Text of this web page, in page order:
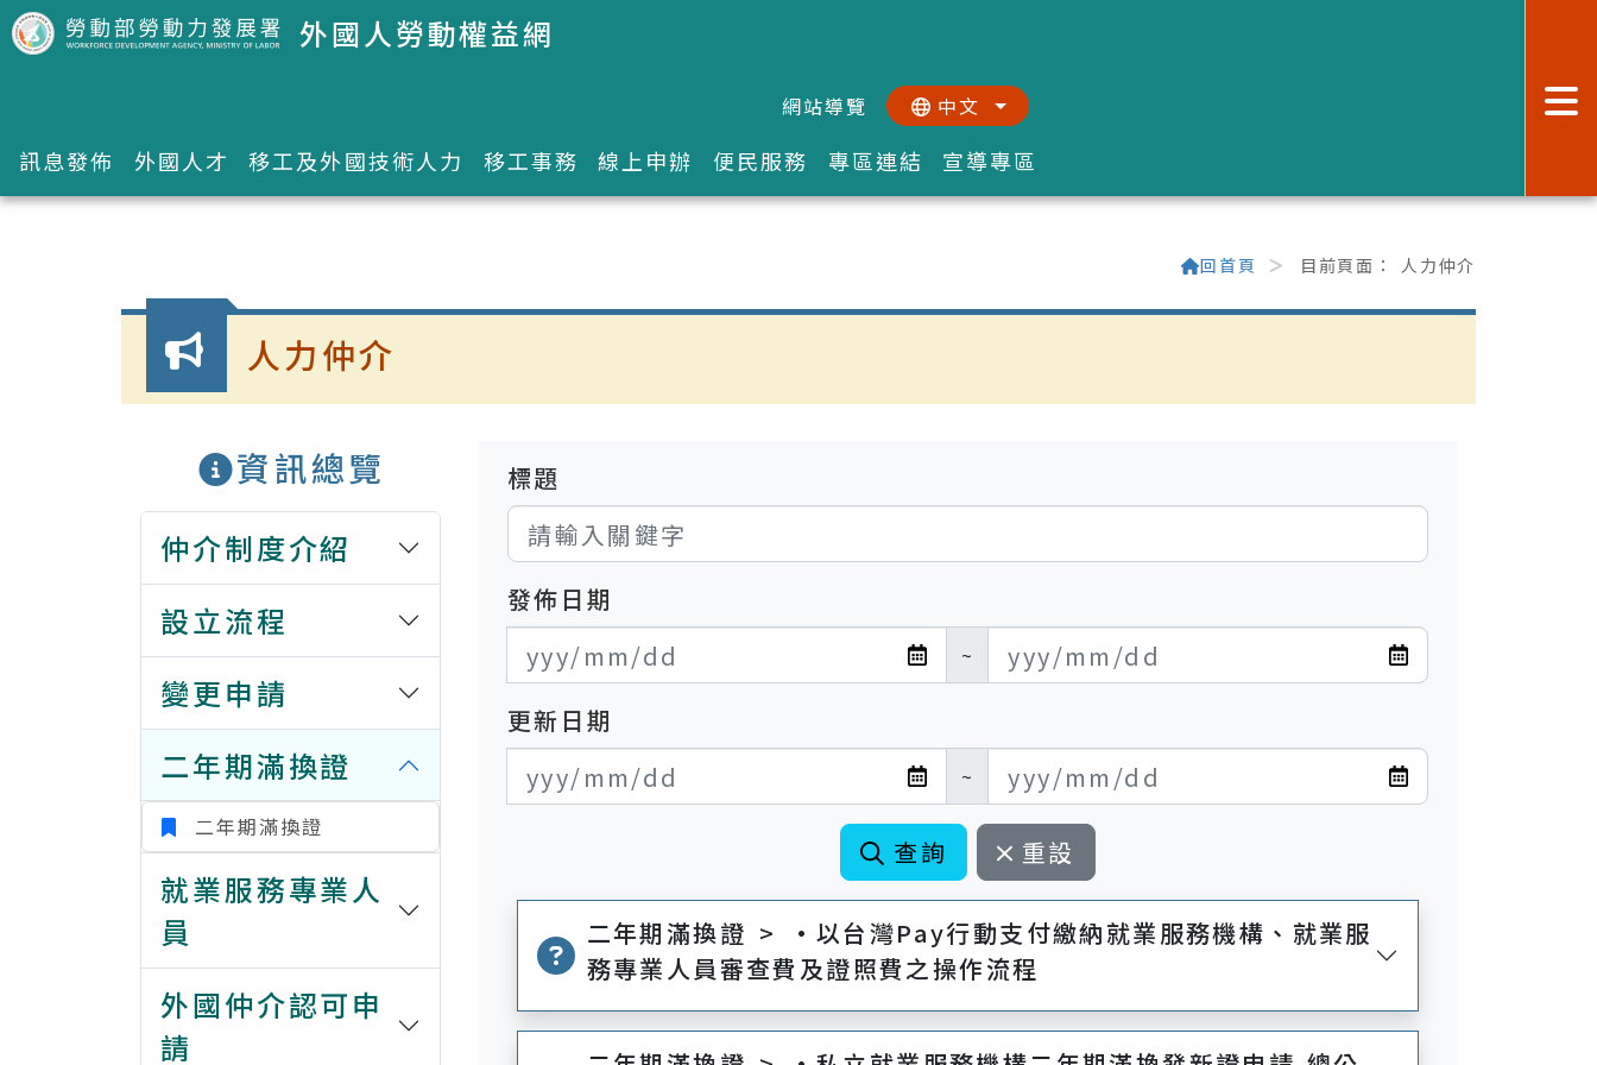
跳到主要內容區塊 外國人勞動權益網
:::網站導覽 中文
訊息發佈 外國人才 移工及外國技術人力 移工事務 線上申辦 便民服務 專區連結 宣導專區
回首頁 目前頁面： 人力仲介
人力仲介
資訊總覽
仲介制度介紹
設立流程
變更申請
二年期滿換證
二年期滿換證
就業服務專業人
員
外國仲介認可申
請
標題
發佈日期
發布日期開始
~
發布日期結束
更新日期
更新日期開始
~
更新日期結束
查詢 重設
二年期滿換證 > •以台灣Pay行動支付繳納就業服務機構、就業服
務專業人員審查費及證照費之操作流程